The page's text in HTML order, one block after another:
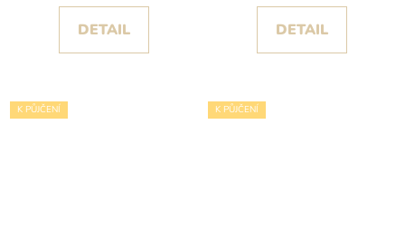
DETAIL DETAIL
K PŮJČENÍ K PŮJČENÍ